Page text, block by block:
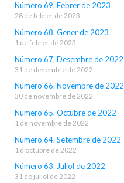
Número 69. Febrer de 2023
28 de febrer de 2023
Número 68. Gener de 2023
1 de febrer de 2023
Número 67. Desembre de 2022
31 de desembre de 2022
Número 66. Novembre de 2022
30 de novembre de 2022
Número 65. Octubre de 2022
1 de novembre de 2022
Número 64. Setembre de 2022
1 d'octubre de 2022
Número 63. Juliol de 2022
31 de juliol de 2022